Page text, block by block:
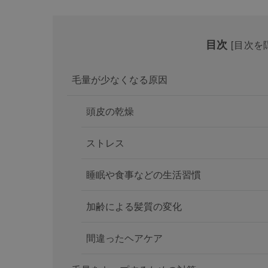
目次 [目次を
毛量が少なくなる原因
頭皮の乾燥
ストレス
睡眠や食事などの生活習慣
加齢による髪質の変化
間違ったヘアケア